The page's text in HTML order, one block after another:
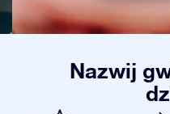
Nazwij